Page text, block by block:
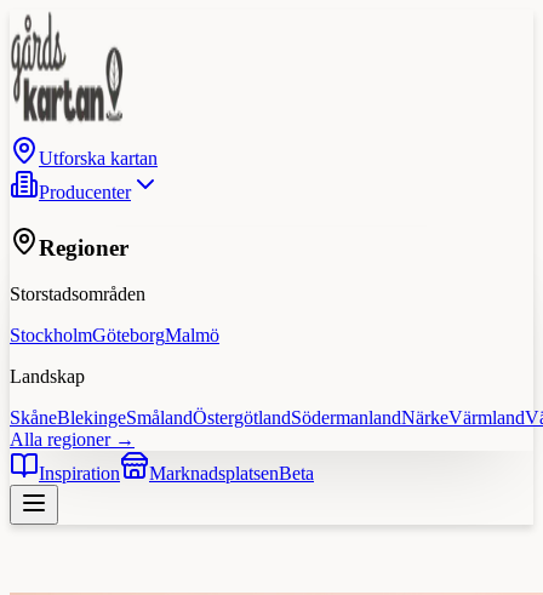
Utforska kartan
Producenter
Regioner
Storstadsområden
StockholmGöteborgMalmö
Landskap
SkåneBlekingeSmålandÖstergötlandSödermanlandNärkeVärmland
Alla regioner →
Inspiration
MarknadsplatsenBeta